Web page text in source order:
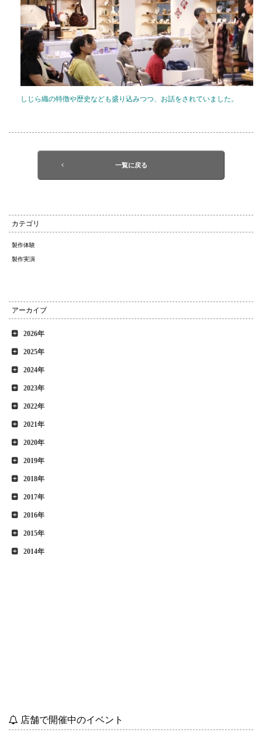
しじら織の特徴や歴史なども盛り込みつつ、お話をされていました。
一覧に戻る
カテゴリ
製作体験
製作実演
アーカイブ
2026年
2025年
2024年
2023年
2022年
2021年
2020年
2019年
2018年
2017年
2016年
2015年
2014年
店舗で開催中のイベント